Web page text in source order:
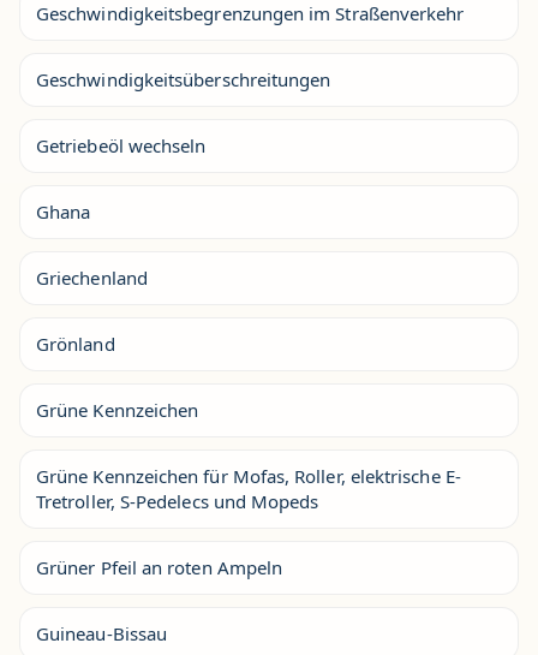
Geschwindigkeitsbegrenzungen im Straßenverkehr
Geschwindigkeitsüberschreitungen
Getriebeöl wechseln
Ghana
Griechenland
Grönland
Grüne Kennzeichen
Grüne Kennzeichen für Mofas, Roller, elektrische E-
Tretroller, S-Pedelecs und Mopeds
Grüner Pfeil an roten Ampeln
Guineau-Bissau